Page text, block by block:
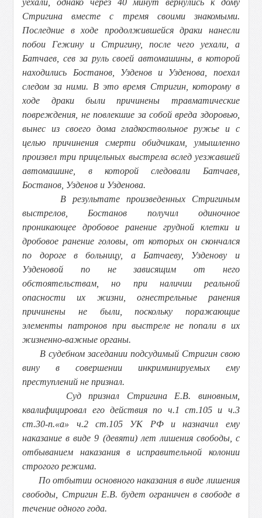
уехали, однако через 40 минут вернулись к дому
Стригина вместе с тремя своими знакомыми.
Последние в ходе продолжившейся драки нанесли
побои Гежину и Стригину, после чего уехали, а
Батчаев, сев за руль своей автомашины, в которой
находились Бостанов, Узденов и Узденова, поехал
следом за ними. В это время Стригин, которому в
ходе драки были причинены травматические
повреждения, не повлекшие за собой вреда здоровью,
вынес из своего дома гладкоствольное ружье и с
целью причинения смерти обидчикам, умышленно
произвел три прицельных выстрела вслед уезжавшей
автомашине, в которой следовали Батчаев,
Бостанов, Узденов и Узденова.
В результате произведенных Стригиным
выстрелов, Бостанов получил одиночное
проникающее дробовое ранение грудной клетки и
дробовое ранение головы, от которых он скончался
по дороге в больницу, а Батчаеву, Узденову и
Узденовой по не зависящим от него
обстоятельствам, но при наличии реальной
опасности их жизни, огнестрельные ранения
причинены не были, поскольку поражающие
элементы патронов при выстреле не попали в их
жизненно-важные органы.
В судебном заседании подсудимый Стригин свою
вину в совершении инкриминируемых ему
преступлений не признал.
Суд признал Стригина Е.В. виновным,
квалифицировал его действия по ч.1 ст.105 и ч.3
ст.30-п.«а» ч.2 ст.105 УК РФ и назначил ему
наказание в виде 9 (девяти) лет лишения свободы, с
отбыванием наказания в исправительной колонии
строгого режима.
По отбытии основного наказания в виде лишения
свободы, Стригин Е.В. будет ограничен в свободе в
течение одного года.